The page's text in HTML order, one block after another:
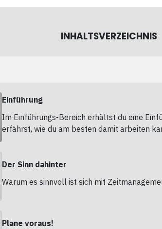
INHALTSVERZEICHNIS
Einführung
Im Einführungs-Bereich erhältst du eine
erfährst, wie du am besten damit arbeiten
Der Sinn dahinter
Warum es sinnvoll ist sich mit
Plane voraus!